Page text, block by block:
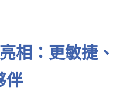
相：更敏捷、
伴